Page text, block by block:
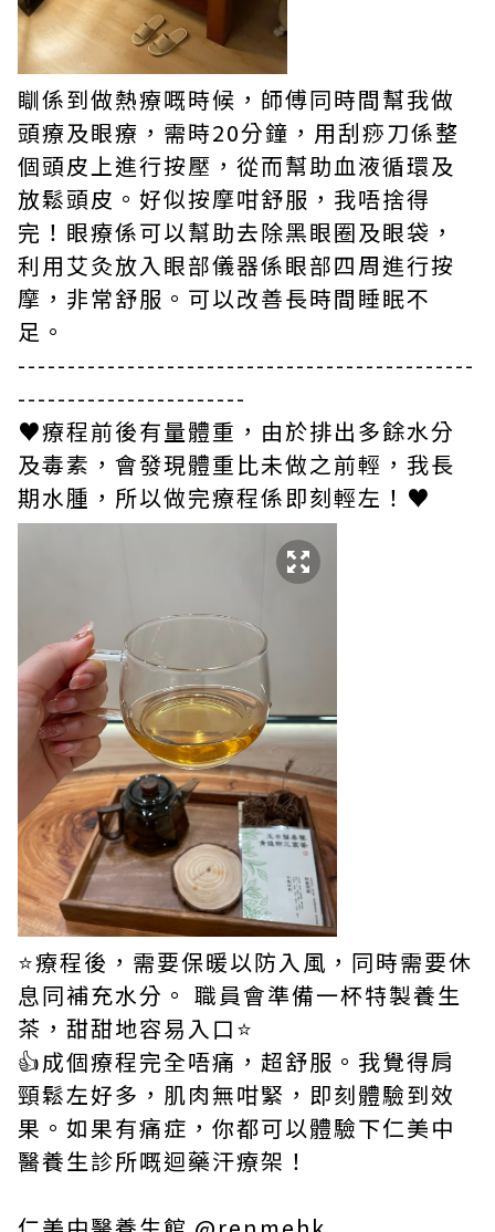
瞓係到做熱療嘅時候，師傅同時間幫我做
頭療及眼療，需時20分鐘，用刮痧刀係整
個頭皮上進行按壓，從而幫助血液循環及
放鬆頭皮。好似按摩咁舒服，我唔捨得
完！眼療係可以幫助去除黑眼圈及眼袋，
利用艾灸放入眼部儀器係眼部四周進行按
摩，非常舒服。可以改善長時間睡眠不
足。
----------------------------------------------
-----------------------
♥療程前後有量體重，由於排出多餘水分
及毒素，會發現體重比未做之前輕，我長
期水腫，所以做完療程係即刻輕左！♥
⭐療程後，需要保暖以防入風，同時需要休
息同補充水分。 職員會準備一杯特製養生
茶，甜甜地容易入口⭐
👍成個療程完全唔痛，超舒服。我覺得肩
頸鬆左好多，肌肉無咁緊，即刻體驗到效
果。如果有痛症，你都可以體驗下仁美中
醫養生診所嘅迴藥汗療架！